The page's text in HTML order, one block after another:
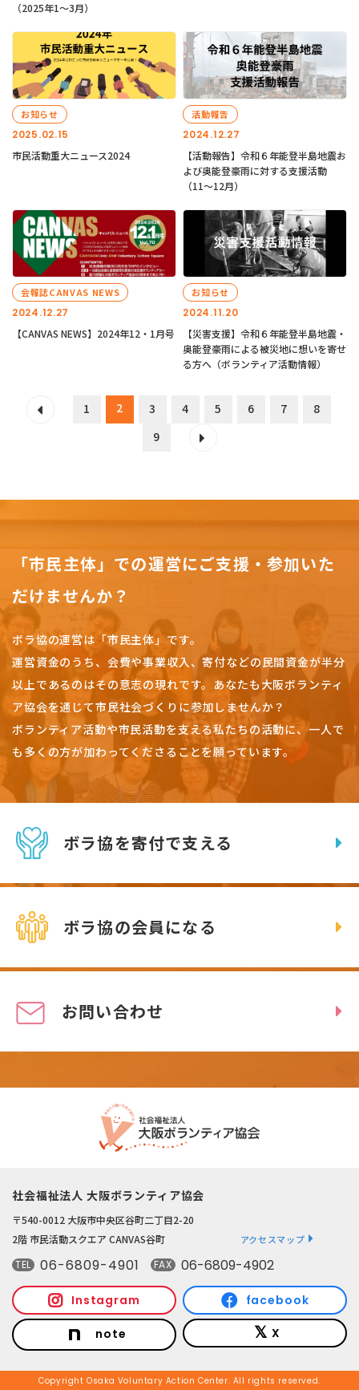
（2025年1〜3月）
2025.02.15
お知らせ
市民活動重大ニュース2024
2024.12.27
活動報告
【活動報告】令和６年能登半島地震お
よび奥能登豪雨に対する支援活動
（11〜12月）
2024.12.27
会報誌CANVAS NEWS
【CANVAS NEWS】2024年12・1月号
2024.11.20
お知らせ
【災害支援】令和６年能登半島地震・
奥能登豪雨による被災地に想いを寄せ
る方へ（ボランティア活動情報）
1 2 3 4 5 6 7
8
9
「市民主体」での運営にご支援・参加いた
だけませんか？
ボラ協の運営は「市民主体」です。
運営資金のうち、会費や事業収入、寄付などの民間資金が半分
以上であるのはその意志の現れです。 あなたも大阪ボランティ
ア協会を通じて市民社会づくりに参加しませんか？
ボランティア活動や市民活動を支える私たちの活動に、一人で
も多くの方が加わってくださることを願っています。
ボラ協を寄付で支える
ボラ協の会員になる
お問い合わせ
社会福祉法人 大阪ボランティア協会
〒540-0012 大阪市中央区谷町二丁目2-20
2階 市民活動スクエア CANVAS谷町
アクセスマップ
TEL 06-6809-4901 FAX 06-6809-4902
Instagram facebook
note X
Copyright Osaka Voluntary Action Center. All rights reserved.